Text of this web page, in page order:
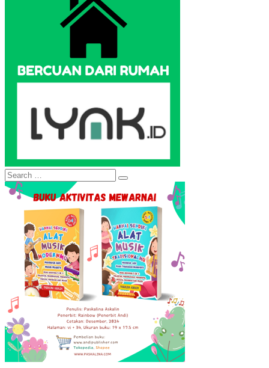
Search
for:
Search